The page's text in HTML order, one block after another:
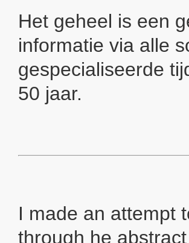
Het geheel is een
informatie via alle
gespecialiseerde
50 jaar.
I made an attempt
through he